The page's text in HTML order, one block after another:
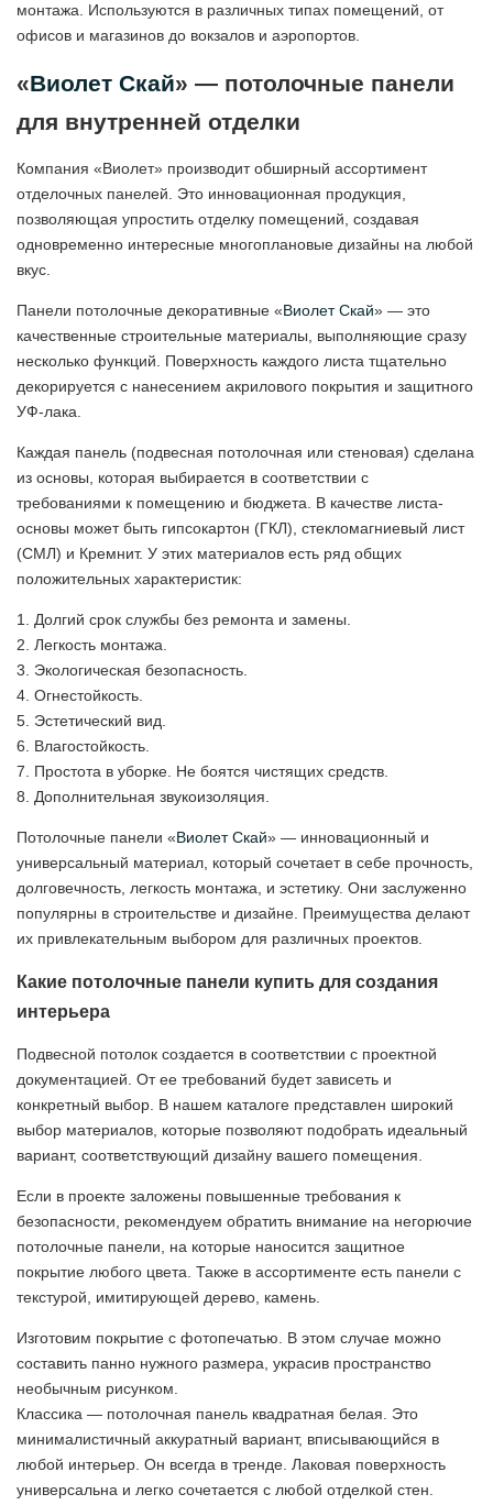
монтажа. Используются в различных типах помещений, от
офисов и магазинов до вокзалов и аэропортов.
«Виолет Скай» — потолочные панели
для внутренней отделки
Компания «Виолет» производит обширный ассортимент
отделочных панелей. Это инновационная продукция,
позволяющая упростить отделку помещений, создавая
одновременно интересные многоплановые дизайны на любой
вкус.
Панели потолочные декоративные «Виолет Скай» — это
качественные строительные материалы, выполняющие сразу
несколько функций. Поверхность каждого листа тщательно
декорируется с нанесением акрилового покрытия и защитного
УФ-лака.
Каждая панель (подвесная потолочная или стеновая) сделана
из основы, которая выбирается в соответствии с
требованиями к помещению и бюджета. В качестве листа-
основы может быть гипсокартон (ГКЛ), стекломагниевый лист
(СМЛ) и Кремнит. У этих материалов есть ряд общих
положительных характеристик:
Долгий срок службы без ремонта и замены.
Легкость монтажа.
Экологическая безопасность.
Огнестойкость.
Эстетический вид.
Влагостойкость.
Простота в уборке. Не боятся чистящих средств.
Дополнительная звукоизоляция.
Потолочные панели «Виолет Скай» — инновационный и
универсальный материал, который сочетает в себе прочность,
долговечность, легкость монтажа, и эстетику. Они заслуженно
популярны в строительстве и дизайне. Преимущества делают
их привлекательным выбором для различных проектов.
Какие потолочные панели купить для создания
интерьера
Подвесной потолок создается в соответствии с проектной
документацией. От ее требований будет зависеть и
конкретный выбор. В нашем каталоге представлен широкий
выбор материалов, которые позволяют подобрать идеальный
вариант, соответствующий дизайну вашего помещения.
Если в проекте заложены повышенные требования к
безопасности, рекомендуем обратить внимание на негорючие
потолочные панели, на которые наносится защитное
покрытие любого цвета. Также в ассортименте есть панели с
текстурой, имитирующей дерево, камень.
Изготовим покрытие с фотопечатью. В этом случае можно
составить панно нужного размера, украсив пространство
необычным рисунком.
Классика — потолочная панель квадратная белая. Это
минималистичный аккуратный вариант, вписывающийся в
любой интерьер. Он всегда в тренде. Лаковая поверхность
универсальна и легко сочетается с любой отделкой стен.